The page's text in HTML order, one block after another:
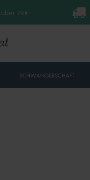
79 €
SCHWANGERSCHAFT